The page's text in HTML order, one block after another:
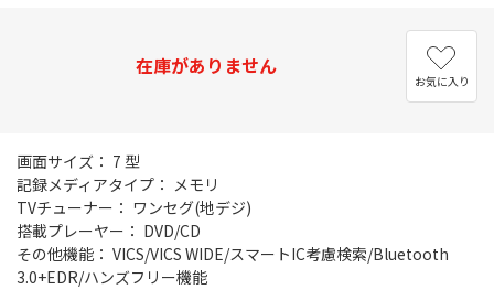
在庫がありません
お気に入り
画面サイズ： 7 型
記録メディアタイプ： メモリ
TVチューナー： ワンセグ(地デジ)
搭載プレーヤー： DVD/CD
その他機能： VICS/VICS WIDE/スマートIC考慮検索/Bluetooth
3.0+EDR/ハンズフリー機能